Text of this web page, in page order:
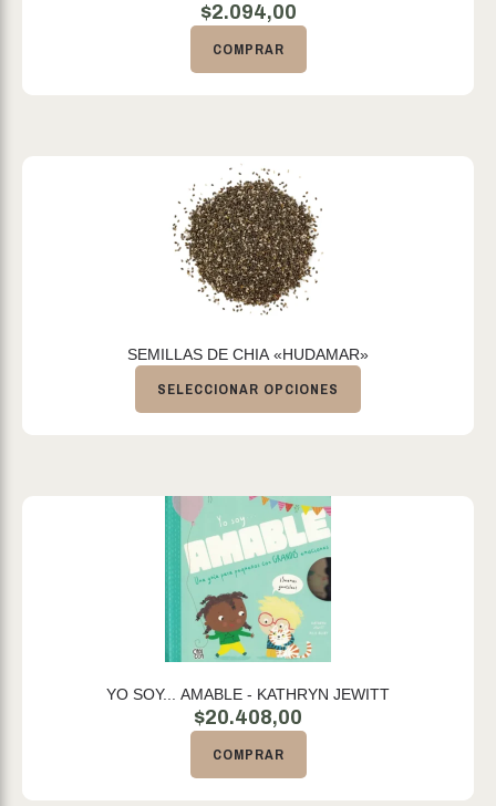
$2.094,00
COMPRAR
SEMILLAS DE CHIA «HUDAMAR»
SELECCIONAR OPCIONES
YO SOY... AMABLE - KATHRYN JEWITT
$20.408,00
COMPRAR